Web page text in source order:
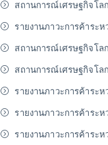
สถานการณ์เศรษฐกิจโล
รายงานภาวะการค้าระ
สถานการณ์เศรษฐกิจโล
สถานการณ์เศรษฐกิจโล
รายงานภาวะการค้าระ
รายงานภาวะการค้าระ
รายงานภาวะการค้าระห